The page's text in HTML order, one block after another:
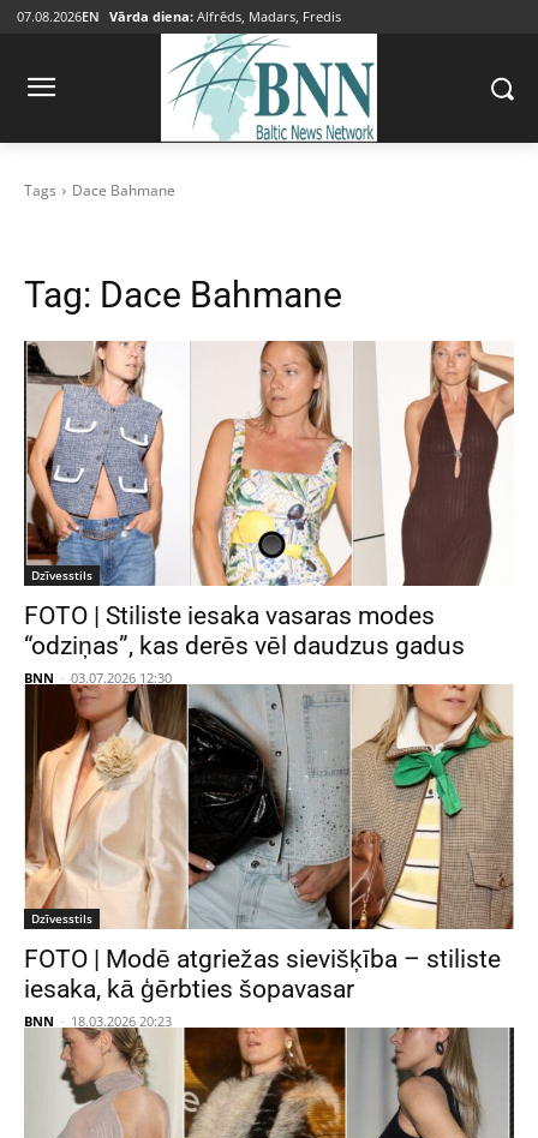
07.08.2026EN Vārda diena: Alfrēds, Madars, Fredis
Tags Dace Bahmane
Tag: Dace Bahmane
Dzīvesstils
FOTO | Stiliste iesaka vasaras modes
“odziņas”, kas derēs vēl daudzus gadus
BNN - 03.07.2026 12:30
Dzīvesstils
FOTO | Modē atgriežas sievišķība – stiliste
iesaka, kā ģērbties šopavasar
BNN - 18.03.2026 20:23